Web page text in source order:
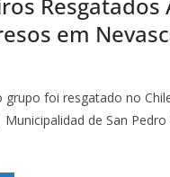
Resgatados
em
grupo foi resgatado no
de San